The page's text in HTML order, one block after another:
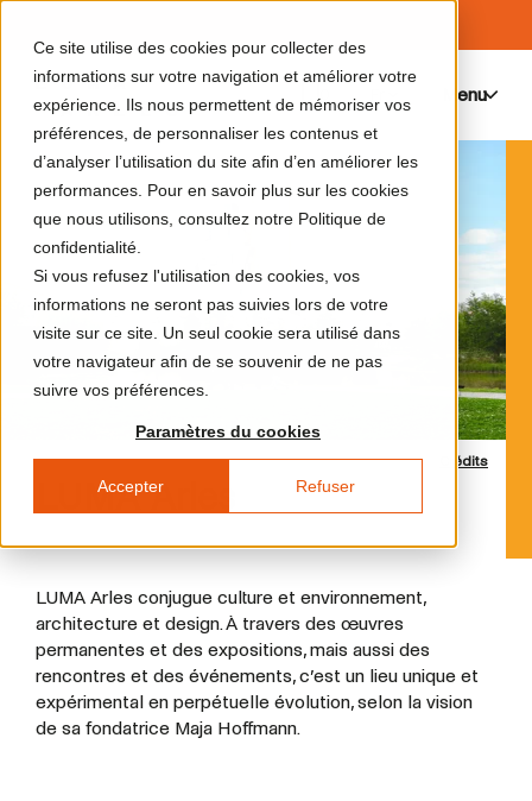
Ce site utilise des cookies pour collecter des
informations sur votre navigation et améliorer votre
expérience. Ils nous permettent de mémoriser vos
préférences, de personnaliser les contenus et
d’analyser l’utilisation du site afin d’en améliorer les
performances. Pour en savoir plus sur les cookies
que nous utilisons, consultez notre Politique de
confidentialité.
Si vous refusez l'utilisation des cookies, vos
informations ne seront pas suivies lors de votre
visite sur ce site. Un seul cookie sera utilisé dans
votre navigateur afin de se souvenir de ne pas
suivre vos préférences.
Paramètres du cookies
Accepter Refuser
Menu
Crédits
LUMA Arles
LUMA Arles conjugue culture et environnement,
architecture et design. À travers des œuvres
permanentes et des expositions, mais aussi des
rencontres et des événements, c’est un lieu unique et
expérimental en perpétuelle évolution, selon la vision
de sa fondatrice Maja Hoffmann.